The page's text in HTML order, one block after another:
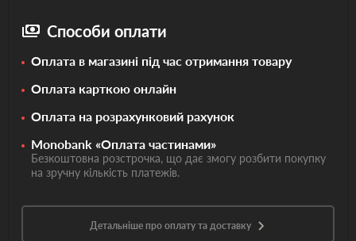
Способи оплати
Оплата в магазині під час отримання товару
Оплата карткою онлайн
Оплата на розрахунковий рахунок
Monobank «Оплата частинами»
Безкоштовна розстрочка, що дає змогу розбити покупку
на зручну кількість платежів.
Детальніше про оплату та доставку